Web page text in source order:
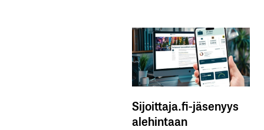
Sijoittaja.fi-jäsenyys
alehintaan